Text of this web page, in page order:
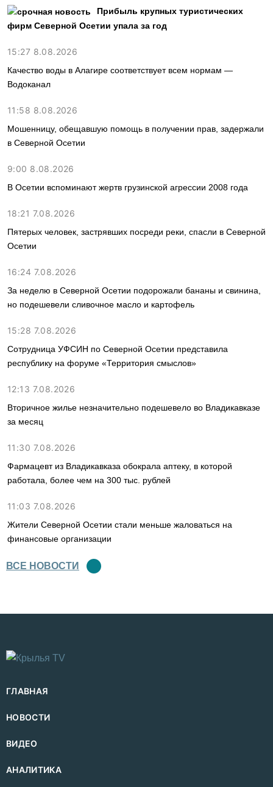
Прибыль крупных туристических
фирм Северной Осетии упала за год
15:27 8.08.2026
Качество воды в Алагире соответствует всем нормам —
Водоканал
11:58 8.08.2026
Мошенницу, обещавшую помощь в получении прав, задержали
в Северной Осетии
9:00 8.08.2026
В Осетии вспоминают жертв грузинской агрессии 2008 года
18:21 7.08.2026
Пятерых человек, застрявших посреди реки, спасли в Северной
Осетии
16:24 7.08.2026
За неделю в Северной Осетии подорожали бананы и свинина,
но подешевели сливочное масло и картофель
15:28 7.08.2026
Сотрудница УФСИН по Северной Осетии представила
республику на форуме «Территория смыслов»
12:13 7.08.2026
Вторичное жилье незначительно подешевело во Владикавказе
за месяц
11:30 7.08.2026
Фармацевт из Владикавказа обокрала аптеку, в которой
работала, более чем на 300 тыс. рублей
11:03 7.08.2026
Жители Северной Осетии стали меньше жаловаться на
финансовые организации
ВСЕ НОВОСТИ
ГЛАВНАЯ
НОВОСТИ
ВИДЕО
АНАЛИТИКА